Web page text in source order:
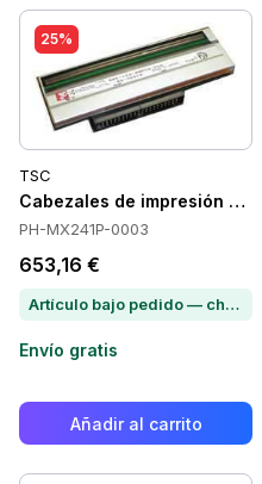
25%
TSC
Cabezales de impresión
PH-MX241P-0003
653,16 €
Artículo bajo pedido — chatea para conocer el plazo de entrega
Envío gratis
Añadir al carrito